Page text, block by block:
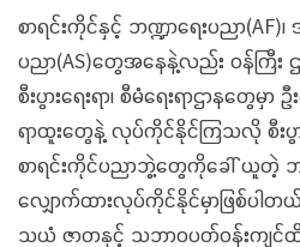
စာရင်းကိုင်နှင့် ဘဏ္ဍာရေးပညာ(AF)၊
ပညာ(AS)တွေအနေနဲ့လည်း ဝန်ကြီး ဌ
စီးပွားရေးရာ၊ စီမံရေးရာဌာနတွေမှာ
ရာထူးတွေနဲ့ လုပ်ကိုင်နိုင်ကြသလို စီးပွာ
စာရင်းကိုင်ပညာဘွဲ့တွေကိုခေါ် ယူ
လျှောက်ထားလုပ်ကိုင်နိုင်မှာဖြစ်ပါတယ်
သယံ ဇာတနှင့် သဘာဝပတ်ဝန်းကျင်ထိန်